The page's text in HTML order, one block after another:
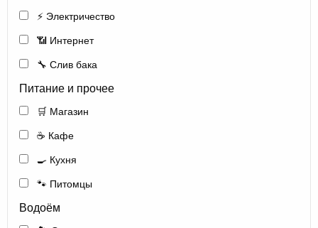
⚡ Электричество
📶 Интернет
🔧 Слив бака
Питание и прочее
🛒 Магазин
☕ Кафе
🍳 Кухня
🐾 Питомцы
Водоём